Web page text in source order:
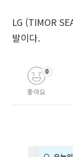
LG (TIMOR
발이다.
좋아요
0